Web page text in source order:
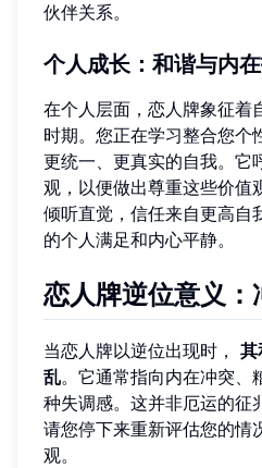
伙伴关系。
个人成长：和谐与内在
在个人层面，恋人牌象征着
时期。您正在学习整合您个
更统一、更真实的自我。它
观，以便做出尊重这些价值
倾听直觉，信任来自更高自
的个人满足和内心平静。
恋人牌逆位意义：
当恋人牌以逆位出现时， 其
乱。它通常指向内在冲突、
种失调感。这并非厄运的征
请您停下来重新评估您的情
观。